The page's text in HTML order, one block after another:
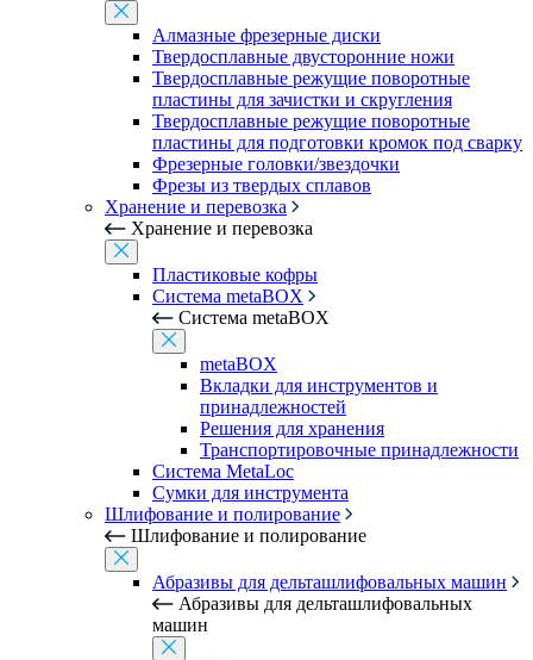
Алмазные фрезерные диски
Твердосплавные двусторонние ножи
Твердосплавные режущие поворотные
пластины для зачистки и скругления
Твердосплавные режущие поворотные
пластины для подготовки кромок под сварку
Фрезерные головки/звездочки
Фрезы из твердых сплавов
Хранение и перевозка
Хранение и перевозка
Пластиковые кофры
Система metaBOX
Система metaBOX
metaBOX
Вкладки для инструментов и
принадлежностей
Решения для хранения
Транспортировочные принадлежности
Система MetaLoc
Сумки для инструмента
Шлифование и полирование
Шлифование и полирование
Абразивы для дельташлифовальных машин
Абразивы для дельташлифовальных
машин